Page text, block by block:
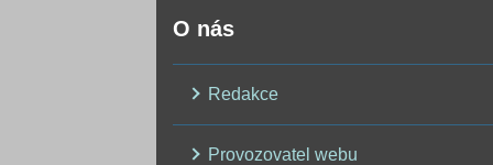
O nás
Redakce
Provozovatel webu